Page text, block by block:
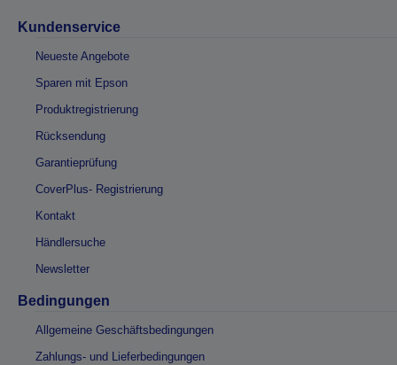
Kundenservice
Neueste Angebote
Sparen mit Epson
Produktregistrierung
Rücksendung
Garantieprüfung
CoverPlus- Registrierung
Kontakt
Händlersuche
Newsletter
Bedingungen
Allgemeine Geschäftsbedingungen
Zahlungs- und Lieferbedingungen